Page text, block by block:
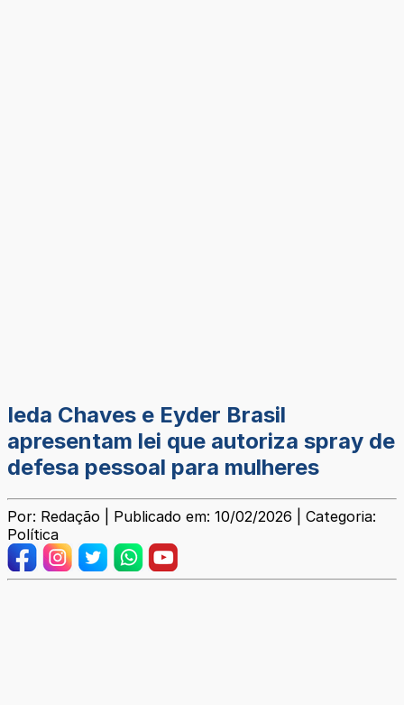
Ieda Chaves e Eyder Brasil
apresentam lei que autoriza spray de
defesa pessoal para mulheres
Por: Redação | Publicado em: 10/02/2026 | Categoria:
Política